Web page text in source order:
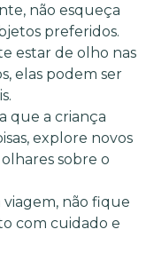
não esqueça
preferidos.
estar de olho nas
elas podem ser
que a criança
explore novos
sobre o
não fique
com cuidado e